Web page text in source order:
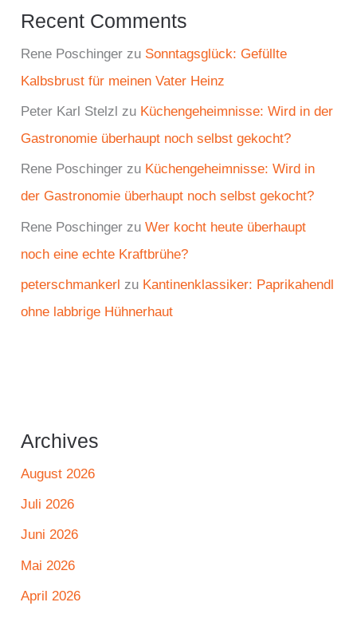
Recent Comments
Rene Poschinger zu Sonntagsglück: Gefüllte
Kalbsbrust für meinen Vater Heinz
Peter Karl Stelzl zu Küchengeheimnisse: Wird in der
Gastronomie überhaupt noch selbst gekocht?
Rene Poschinger zu Küchengeheimnisse: Wird in
der Gastronomie überhaupt noch selbst gekocht?
Rene Poschinger zuWer kocht heute überhaupt
noch eine echte Kraftbrühe?
peterschmankerl zu Kantinenklassiker: Paprikahendl
ohne labbrige Hühnerhaut
Archives
August 2026
Juli 2026
Juni 2026
Mai 2026
April 2026